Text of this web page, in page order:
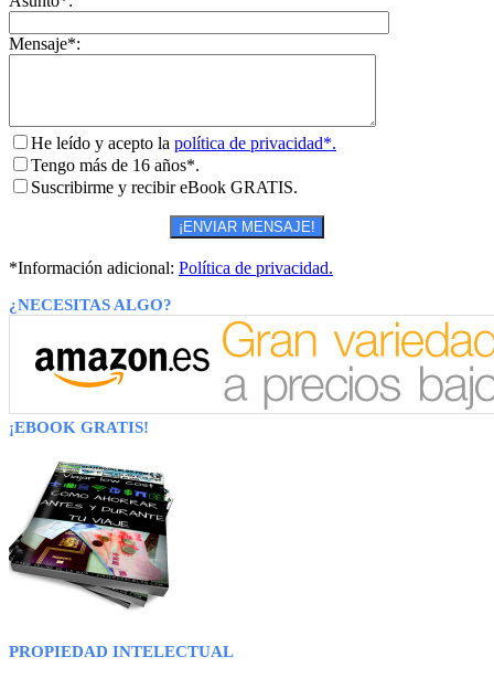
Mensaje*:
He leído y acepto la política de privacidad*.
Tengo más de 16 años*.
Suscribirme y recibir eBook GRATIS.
*Información adicional: Política de privacidad.
¿NECESITAS ALGO?
¡EBOOK GRATIS!
PROPIEDAD INTELECTUAL